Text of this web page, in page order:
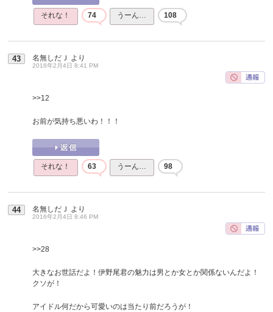
それな！ 74 うーん… 108
43 名無しだＪ より
2016年2月4日 8:41 PM
>>12
お前が気持ち悪いわ！！！
それな！ 63 うーん… 98
44 名無しだＪ より
2016年2月4日 8:46 PM
>>28
大きなお世話だよ！伊野尾君の魅力は男とか女とか関係ないんだよ！
クソが！
アイドル何だから可愛いのは当たり前だろうが！